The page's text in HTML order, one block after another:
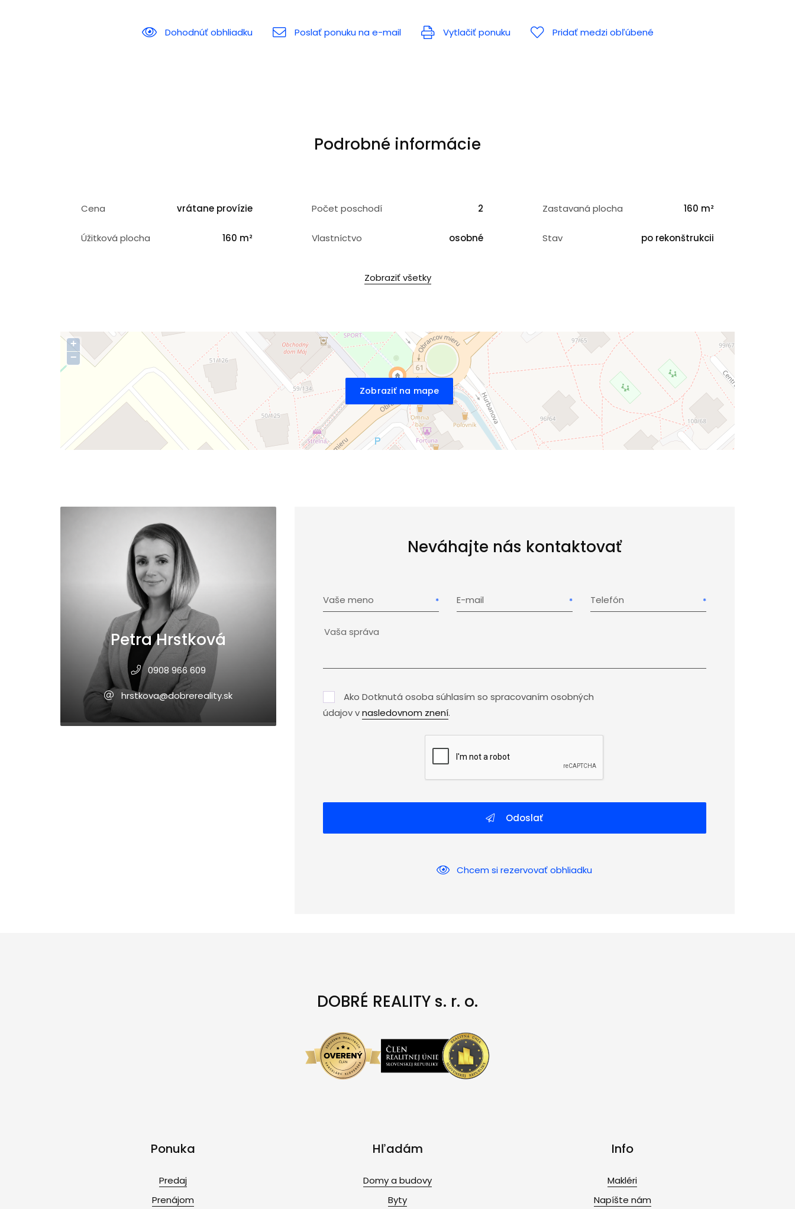
Dohodnúť obhliadku Poslať ponuku na e-mail Vytlačiť ponuku Pridať medzi obľúbené
Podrobné informácie
Cena vrátane provízie Počet poschodí 2 Zastavaná plocha 160 m²
Úžitková plocha 160 m² Vlastníctvo osobné Stav po rekonštrukcii
Zobraziť všetky
Zobraziť na mape
+
−
Petra Hrstková
0908 966 609
hrstkova@dobrereality.sk
Neváhajte nás kontaktovať
Vaše meno E-mail Telefón
Ako Dotknutá osoba súhlasím so spracovaním osobných
údajov vnasledovnom znení.
Odoslať
Chcem si rezervovať obhliadku
DOBRÉ REALITY s. r. o.
Ponuka
Predaj
Prenájom
Hľadám
Domy a budovy
Byty
Info
Makléri
Napíšte nám